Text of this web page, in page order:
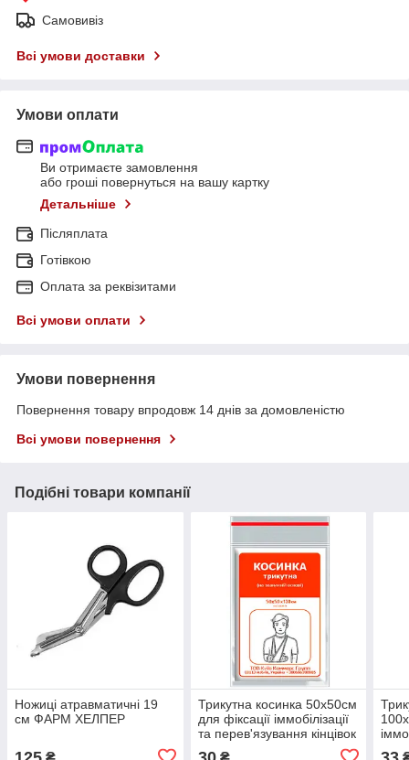
Самовивіз
Всі умови доставки
Умови оплати
Ви отримаєте замовлення
або гроші повернуться на вашу картку
Детальніше
Післяплата
Готівкою
Оплата за реквізитами
Всі умови оплати
Умови повернення
Повернення товару впродовж 14 днів за домовленістю
Всі умови повернення
Подібні товари компанії
Ножиці атравматичні 19
см ФАРМ ХЕЛПЕР
Трикутна косинка 50х50см
для фіксації іммобілізації
та перев'язування кінцівок
або голови ФАРМ ХЕЛПЕР